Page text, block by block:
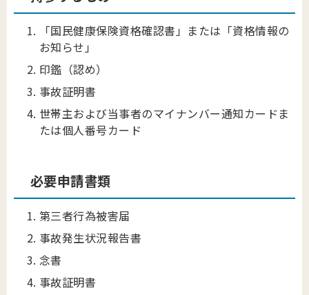
「国民健康保険資格確認書」または「資格情報の
お知らせ」
印鑑（認め）
事故証明書
世帯主および当事者のマイナンバー通知カードま
たは個人番号カード
必要申請書類
第三者行為被害届
事故発生状況報告書
念書
事故証明書